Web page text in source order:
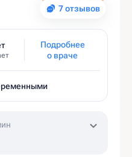
7 отзывов
Подробнее
о враче